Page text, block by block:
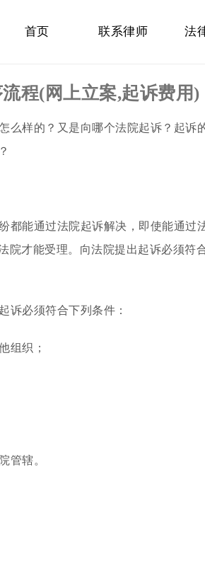
首页 联系律师 法
程(网上立案,起诉费用)
么样的？又是向哪个法院起诉？起诉
都能通过法院起诉解决，即使能通过
院才能受理。向法院提出起诉必须符
诉必须符合下列条件：
组织；
管辖。